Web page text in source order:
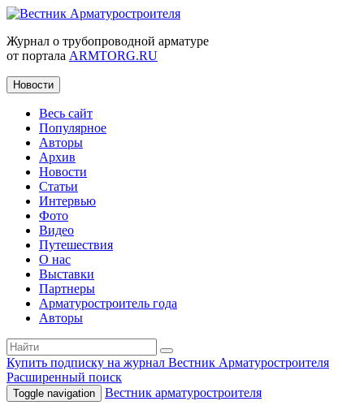
Журнал о трубопроводной арматуре
от портала ARMTORG.RU
Новости
Весь сайт
Популярное
Авторы
Архив
Новости
Статьи
Интервью
Фото
Видео
Путешествия
О нас
Выставки
Партнеры
Арматуростроитель года
Авторы
Купить подписку на журнал Вестник Арматуростроителя
Расширенный поиск
Toggle navigation Вестник арматуростроителя